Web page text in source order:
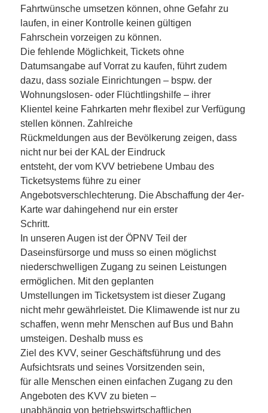
Fahrtwünsche umsetzen können, ohne Gefahr zu
laufen, in einer Kontrolle keinen gültigen
Fahrschein vorzeigen zu können.
Die fehlende Möglichkeit, Tickets ohne
Datumsangabe auf Vorrat zu kaufen, führt zudem
dazu, dass soziale Einrichtungen – bspw. der
Wohnungslosen- oder Flüchtlingshilfe – ihrer
Klientel keine Fahrkarten mehr flexibel zur Verfügung
stellen können. Zahlreiche
Rückmeldungen aus der Bevölkerung zeigen, dass
nicht nur bei der KAL der Eindruck
entsteht, der vom KVV betriebene Umbau des
Ticketsystems führe zu einer
Angebotsverschlechterung. Die Abschaffung der 4er-
Karte war dahingehend nur ein erster
Schritt.
In unseren Augen ist der ÖPNV Teil der
Daseinsfürsorge und muss so einen möglichst
niederschwelligen Zugang zu seinen Leistungen
ermöglichen. Mit den geplanten
Umstellungen im Ticketsystem ist dieser Zugang
nicht mehr gewährleistet. Die Klimawende ist nur zu
schaffen, wenn mehr Menschen auf Bus und Bahn
umsteigen. Deshalb muss es
Ziel des KVV, seiner Geschäftsführung und des
Aufsichtsrats und seines Vorsitzenden sein,
für alle Menschen einen einfachen Zugang zu den
Angeboten des KVV zu bieten –
unabhängig von betriebswirtschaftlichen